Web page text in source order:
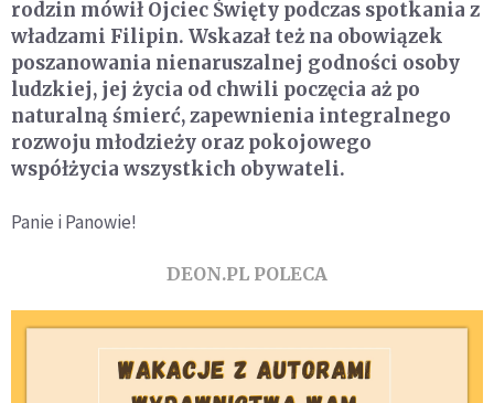
rodzin mówił Ojciec Święty podczas spotkania z
władzami Filipin. Wskazał też na obowiązek
poszanowania nienaruszalnej godności osoby
ludzkiej, jej życia od chwili poczęcia aż po
naturalną śmierć, zapewnienia integralnego
rozwoju młodzieży oraz pokojowego
współżycia wszystkich obywateli.
Panie i Panowie!
DEON.PL POLECA